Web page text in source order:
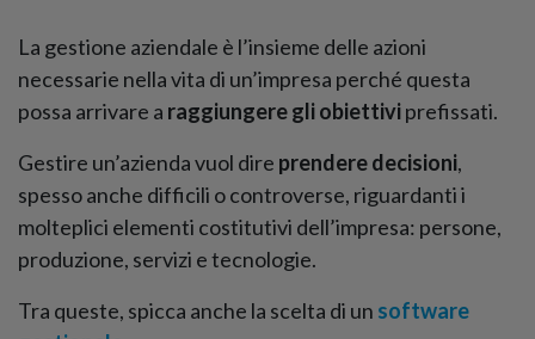
La gestione aziendale è l’insieme delle azioni
necessarie nella vita di un’impresa perché questa
possa arrivare a raggiungere gli obiettiviprefissati.
Gestire un’azienda vuol dire prendere decisioni,
spesso anche difficili o controverse, riguardanti i
molteplici elementi costitutivi dell’impresa: persone,
produzione, servizi e tecnologie.
Tra queste, spicca anche la scelta di un software